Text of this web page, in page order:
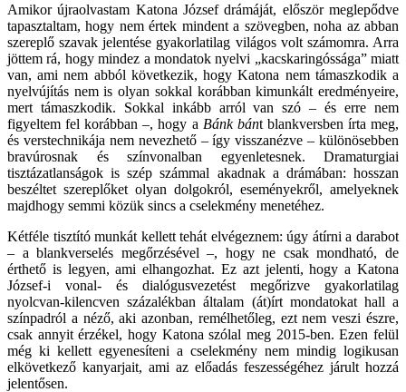
Amikor újraolvastam Katona József drámáját, először meglepődve
tapasztaltam, hogy nem értek mindent a szövegben, noha az abban
szereplő szavak jelentése gyakorlatilag világos volt számomra. Arra
jöttem rá, hogy mindez a mondatok nyelvi „kacskaringóssága” miatt
van, ami nem abból következik, hogy Katona nem támaszkodik a
nyelvújítás nem is olyan sokkal korábban kimunkált eredményeire,
mert támaszkodik. Sokkal inkább arról van szó – és erre nem
figyeltem fel korábban –, hogy a Bánk bánt blankversben írta meg,
és verstechnikája nem nevezhető – így visszanézve – különösebben
bravúrosnak és színvonalban egyenletesnek. Dramaturgiai
tisztázatlanságok is szép számmal akadnak a drámában: hosszan
beszéltet szereplőket olyan dolgokról, eseményekről, amelyeknek
majdhogy semmi közük sincs a cselekmény menetéhez.
Kétféle tisztító munkát kellett tehát elvégeznem: úgy átírni a darabot
– a blankverselés megőrzésével –, hogy ne csak mondható, de
érthető is legyen, ami elhangozhat. Ez azt jelenti, hogy a Katona
József-i vonal- és dialógusvezetést megőrizve gyakorlatilag
nyolcvan-kilencven százalékban általam (át)írt mondatokat hall a
színpadról a néző, aki azonban, remélhetőleg, ezt nem veszi észre,
csak annyit érzékel, hogy Katona szólal meg 2015-ben. Ezen felül
még ki kellett egyenesíteni a cselekmény nem mindig logikusan
elkövetkező kanyarjait, ami az előadás feszességéhez járult hozzá
jelentősen.